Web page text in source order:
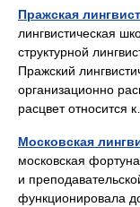
Пражская
лингвистическая
структурной
Пражский
организационно
расцвет
Московская
московская
и
функционировала